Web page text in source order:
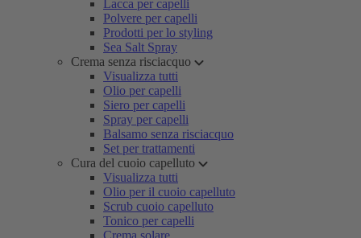
Lacca per capelli
Polvere per capelli
Prodotti per lo styling
Sea Salt Spray
Crema senza risciacquo
Visualizza tutti
Olio per capelli
Siero per capelli
Spray per capelli
Balsamo senza risciacquo
Set per trattamenti
Cura del cuoio capelluto
Visualizza tutti
Olio per il cuoio capelluto
Scrub cuoio capelluto
Tonico per capelli
Crema solare